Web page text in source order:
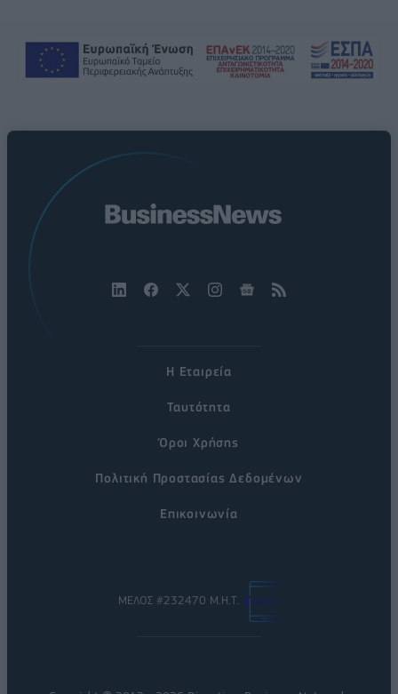
Η Εταιρεία
Ταυτότητα
Όροι Χρήσης
Πολιτική Προστασίας Δεδομένων
Επικοινωνία
ΜΕΛΟΣ #232470 Μ.Η.Τ.